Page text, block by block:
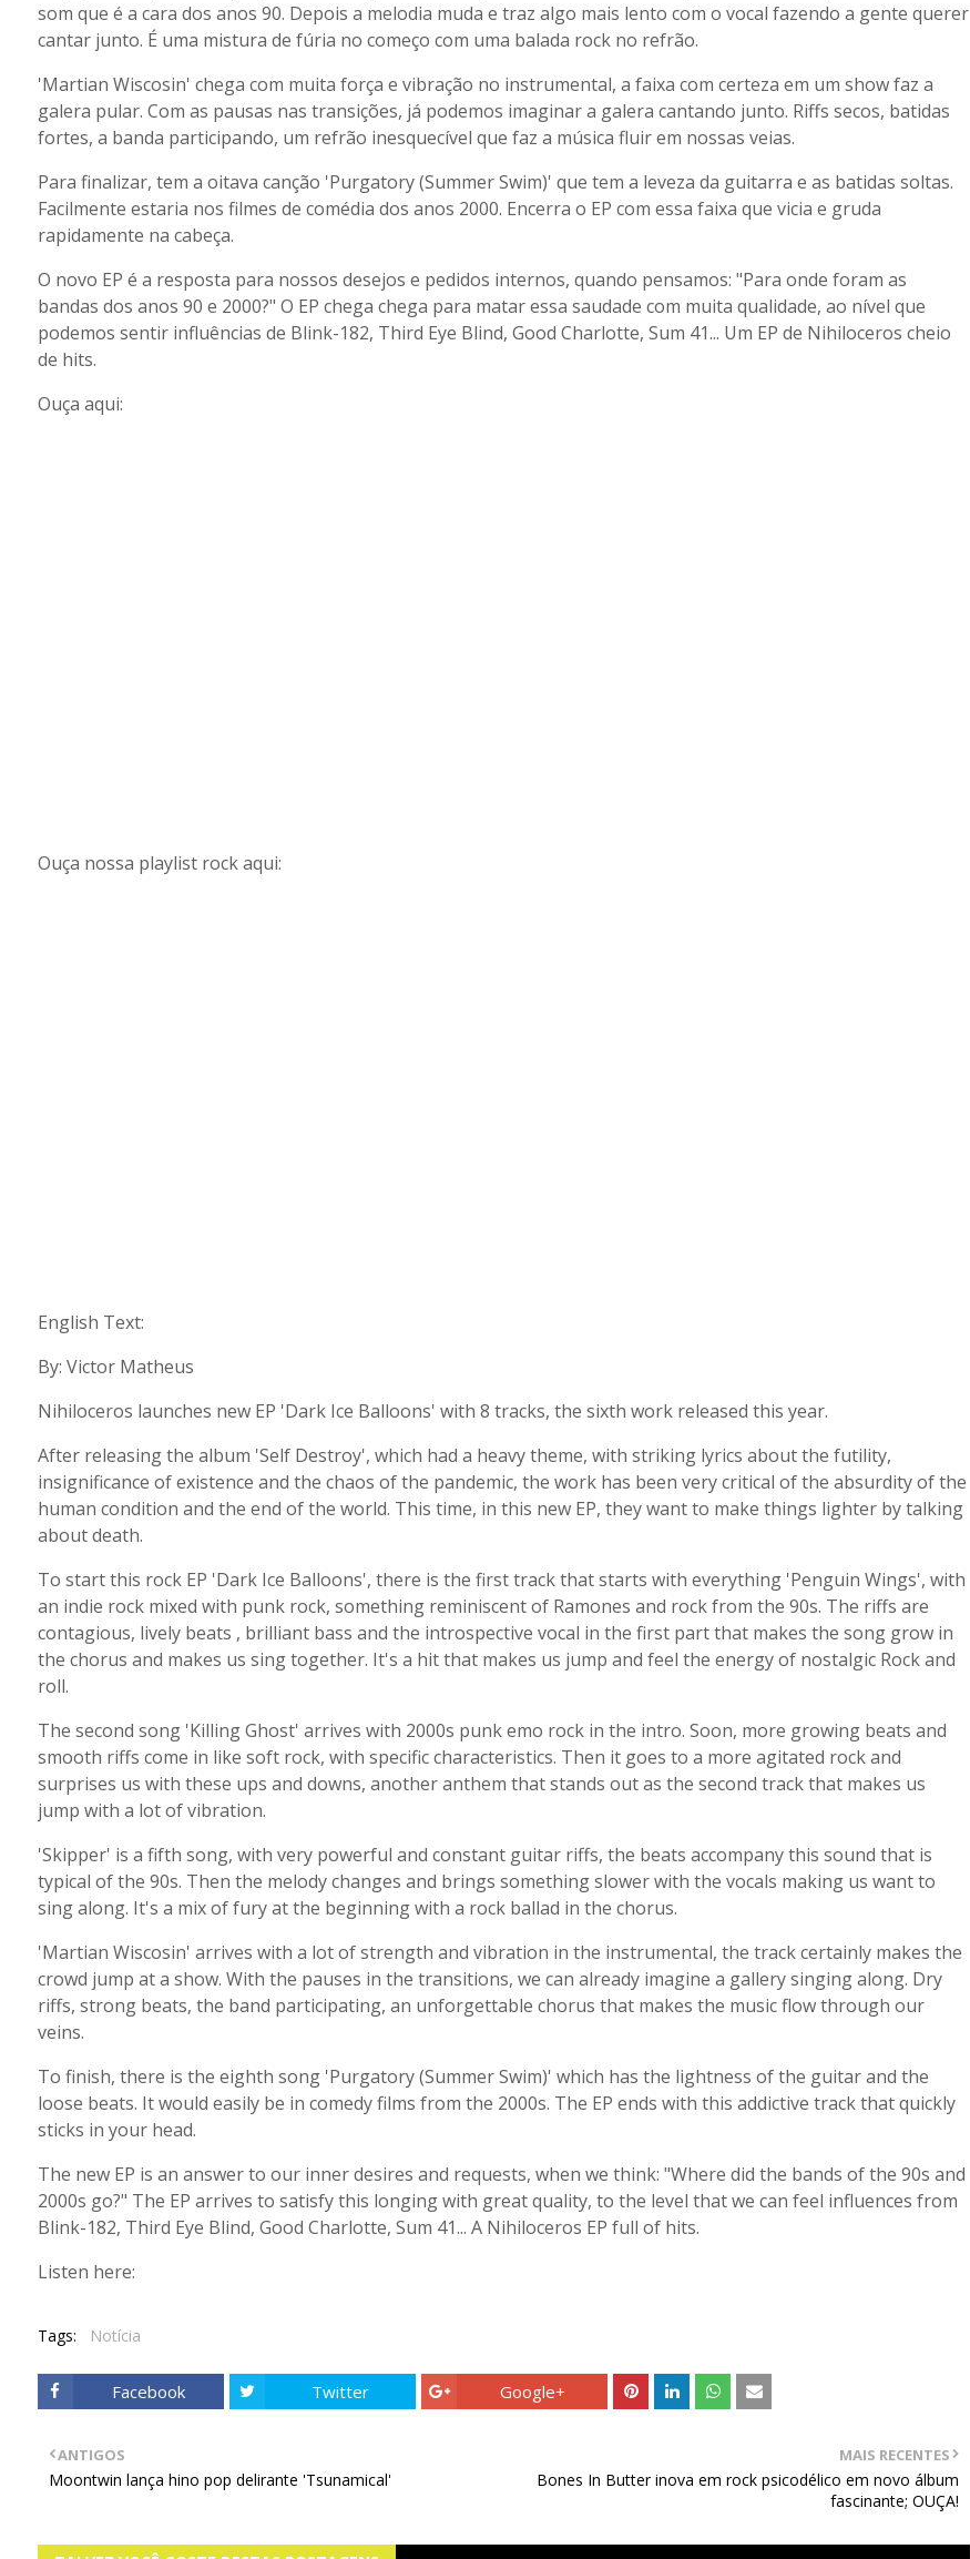
som que é a cara dos anos 90. Depois a melodia muda e traz algo mais lento com o vocal fazendo a gente querer
cantar junto. É uma mistura de fúria no começo com uma balada rock no refrão.
'Martian Wiscosin' chega com muita força e vibração no instrumental, a faixa com certeza em um show faz a
galera pular. Com as pausas nas transições, já podemos imaginar a galera cantando junto. Riffs secos, batidas
fortes, a banda participando, um refrão inesquecível que faz a música fluir em nossas veias.
Para finalizar, tem a oitava canção 'Purgatory (Summer Swim)' que tem a leveza da guitarra e as batidas soltas.
Facilmente estaria nos filmes de comédia dos anos 2000. Encerra o EP com essa faixa que vicia e gruda
rapidamente na cabeça.
O novo EP é a resposta para nossos desejos e pedidos internos, quando pensamos: "Para onde foram as
bandas dos anos 90 e 2000?" O EP chega chega para matar essa saudade com muita qualidade, ao nível que
podemos sentir influências de Blink-182, Third Eye Blind, Good Charlotte, Sum 41... Um EP de Nihiloceros cheio
de hits.
Ouça aqui:
Ouça nossa playlist rock aqui:
English Text:
By: Victor Matheus
Nihiloceros launches new EP 'Dark Ice Balloons' with 8 tracks, the sixth work released this year.
After releasing the album 'Self Destroy', which had a heavy theme, with striking lyrics about the futility,
insignificance of existence and the chaos of the pandemic, the work has been very critical of the absurdity of the
human condition and the end of the world. This time, in this new EP, they want to make things lighter by talking
about death.
To start this rock EP 'Dark Ice Balloons', there is the first track that starts with everything 'Penguin Wings', with
an indie rock mixed with punk rock, something reminiscent of Ramones and rock from the 90s. The riffs are
contagious, lively beats , brilliant bass and the introspective vocal in the first part that makes the song grow in
the chorus and makes us sing together. It's a hit that makes us jump and feel the energy of nostalgic Rock and
roll.
The second song 'Killing Ghost' arrives with 2000s punk emo rock in the intro. Soon, more growing beats and
smooth riffs come in like soft rock, with specific characteristics. Then it goes to a more agitated rock and
surprises us with these ups and downs, another anthem that stands out as the second track that makes us
jump with a lot of vibration.
'Skipper' is a fifth song, with very powerful and constant guitar riffs, the beats accompany this sound that is
typical of the 90s. Then the melody changes and brings something slower with the vocals making us want to
sing along. It's a mix of fury at the beginning with a rock ballad in the chorus.
'Martian Wiscosin' arrives with a lot of strength and vibration in the instrumental, the track certainly makes the
crowd jump at a show. With the pauses in the transitions, we can already imagine a gallery singing along. Dry
riffs, strong beats, the band participating, an unforgettable chorus that makes the music flow through our
veins.
To finish, there is the eighth song 'Purgatory (Summer Swim)' which has the lightness of the guitar and the
loose beats. It would easily be in comedy films from the 2000s. The EP ends with this addictive track that quickly
sticks in your head.
The new EP is an answer to our inner desires and requests, when we think: "Where did the bands of the 90s and
2000s go?" The EP arrives to satisfy this longing with great quality, to the level that we can feel influences from
Blink-182, Third Eye Blind, Good Charlotte, Sum 41... A Nihiloceros EP full of hits.
Listen here:
Tags: Notícia
Facebook Twitter Google+
MAIS RECENTES
Bones In Butter inova em rock psicodélico em novo álbum
fascinante; OUÇA!
ANTIGOS
Moontwin lança hino pop delirante 'Tsunamical'